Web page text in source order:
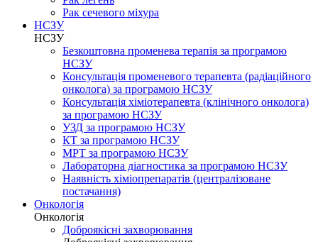
Рак сечевого міхура
НСЗУ
НСЗУ
Безкоштовна променева терапія за програмою
НСЗУ
Консультація променевого терапевта (радіаційного
онколога) за програмою НСЗУ
Консультація хіміотерапевта (клінічного онколога)
за програмою НСЗУ
УЗД за програмою НСЗУ
КТ за програмою НСЗУ
МРТ за програмою НСЗУ
Лабораторна діагностика за програмою НСЗУ
Наявність хіміопрепаратів (централізоване
постачання)
Онкологія
Онкологія
Доброякісні захворювання